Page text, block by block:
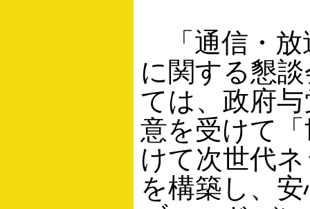
「通信・放
に関する懇
ては、政府
意を受けて
けて次世代
を構築し、